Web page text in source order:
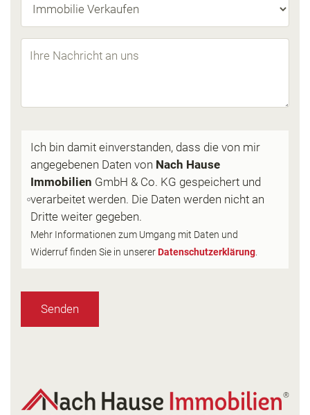
Ich bin damit einverstanden, dass die von mir
angegebenen Daten von Nach Hause
Immobilien GmbH & Co. KG gespeichert und
verarbeitet werden. Die Daten werden nicht an
Dritte weiter gegeben.
Mehr Informationen zum Umgang mit Daten und
Widerruf finden Sie in unsererDatenschutzerklärung